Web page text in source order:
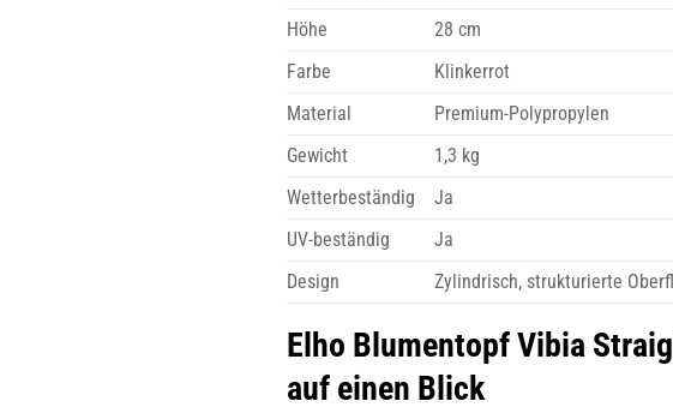
Höhe
28 cm
Farbe
Klinkerrot
Material
Premium-Polypropylen
Gewicht
1,3 kg
Wetterbeständig
Ja
UV-beständig
Ja
Design
Zylindrisch, strukturierte
Elho Blumentopf Vibia
auf einen Blick